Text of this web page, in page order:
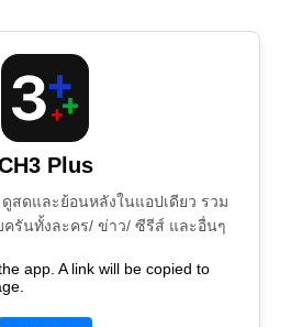
Plus
สดและย้อนหลังในแอปเดียว รวม
ครันทั้งละคร/ ข่าว/ ซีรีส์ และอื่นๆ
app. A link will be copied to